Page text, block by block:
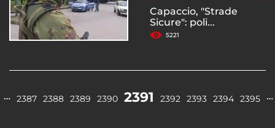
Capaccio, "Strade
Sicure": poli...
5221
… 2387 2388 2389 2390 2391 2392 2393 2394 2395 …